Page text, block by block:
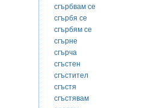
сгърбвам се
сгърбя се
сгърбям се
сгърне
сгърча
сгъстен
сгъстител
сгъстя
сгъстявам